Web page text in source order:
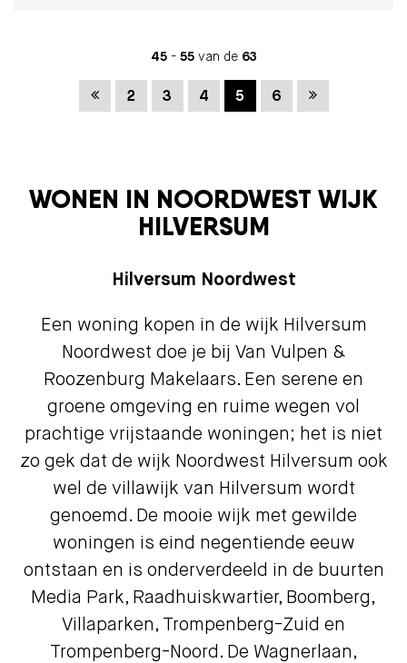
45- 55van de 63
Vorige
2 3 4 5 6 Volgende
WONEN IN NOORDWEST WIJK
HILVERSUM
Hilversum Noordwest
Een woning kopen in de wijk Hilversum
Noordwest doe je bij Van Vulpen &
Roozenburg Makelaars. Een serene en
groene omgeving en ruime wegen vol
prachtige vrijstaande woningen; het is niet
zo gek dat de wijk Noordwest Hilversum ook
wel de villawijk van Hilversum wordt
genoemd. De mooie wijk met gewilde
woningen is eind negentiende eeuw
ontstaan en is onderverdeeld in de buurten
Media Park, Raadhuiskwartier, Boomberg,
Villaparken, Trompenberg-Zuid en
Trompenberg-Noord. De Wagnerlaan,